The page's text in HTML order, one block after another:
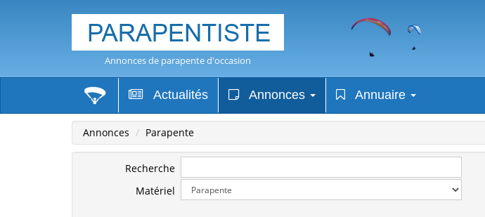
Annonces de parapente d'occasion
Actualités Annonces Annuaire
Annonces Parapente
Recherche
Matériel